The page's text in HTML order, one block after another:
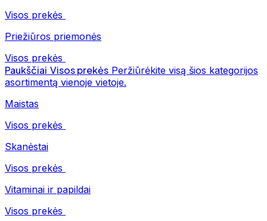
Visos prekės
Priežiūros priemonės
Visos prekės
Paukščiai Visos prekės Peržiūrėkite visą šios kategorijos
asortimentą vienoje vietoje.
Maistas
Visos prekės
Skanėstai
Visos prekės
Vitaminai ir papildai
Visos prekės